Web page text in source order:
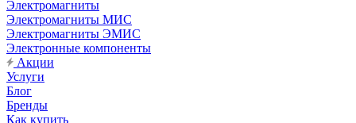
Электромагниты
Электромагниты МИС
Электромагниты ЭМИС
Электронные компоненты
Акции
Услуги
Блог
Бренды
Как купить